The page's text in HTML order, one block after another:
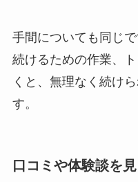
手間についても同じ
続けるための作業、
くと、無理なく続け
す。
口コミや体験談を